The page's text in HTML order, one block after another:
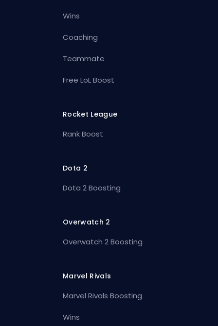
Wins
Coaching
Teammate
Free LoL Boost
Rocket League
Rank Boost
Dota 2
Dota 2 Boosting
Overwatch 2
Overwatch 2 Boosting
Marvel Rivals
Marvel Rivals Boosting
Wins